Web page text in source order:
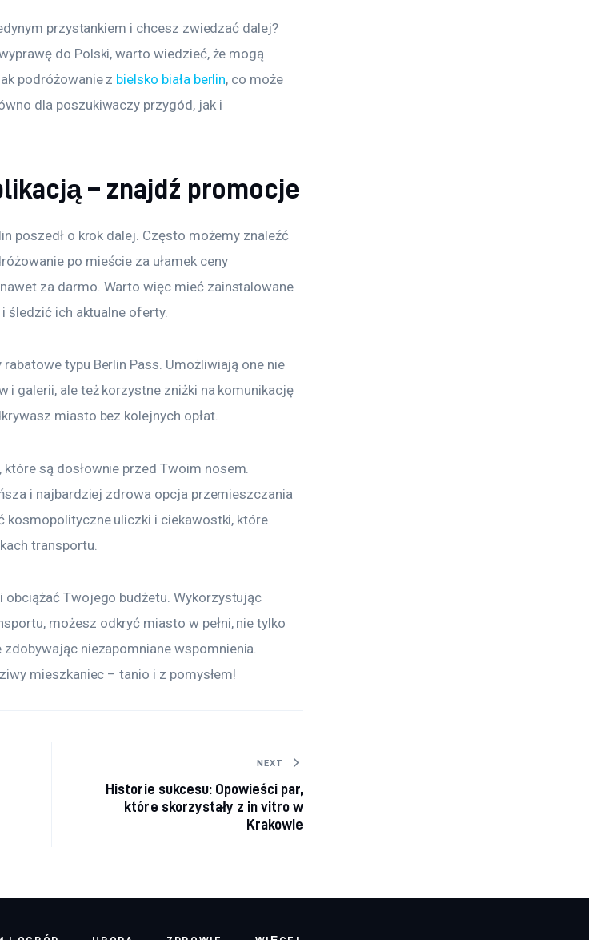
przystankiem i chcesz zwiedzać dalej?
do Polski, warto wiedzieć, że mogą
podróżowanie z bielsko biała berlin, co może
dla poszukiwaczy przygód, jak i
– znajdź promocje
poszedł o krok dalej. Często możemy znaleźć
po mieście za ułamek ceny
za darmo. Warto więc mieć zainstalowane
śledzić ich aktualne oferty.
typu Berlin Pass. Umożliwiają one nie
i galerii, ale też korzystne zniżki na komunikację
miasto bez kolejnych opłat.
są dosłownie przed Twoim nosem.
i najbardziej zdrowa opcja przemieszczania
kosmopolityczne uliczki i ciekawostki, które
transportu.
obciążać Twojego budżetu. Wykorzystując
możesz odkryć miasto w pełni, nie tylko
niezapomniane wspomnienia.
mieszkaniec – tanio i z pomysłem!
NEXT
Historie sukcesu: Opowieści par,
które skorzystały z in vitro w
Krakowie